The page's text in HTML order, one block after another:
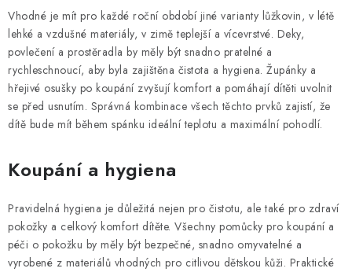
Vhodné je mít pro každé roční období jiné varianty lůžkovin, v létě
lehké a vzdušné materiály, v zimě teplejší a vícevrstvé. Deky,
povlečení a prostěradla by měly být snadno pratelné a
rychleschnoucí, aby byla zajištěna čistota a hygiena. Župánky a
hřejivé osušky po koupání zvyšují komfort a pomáhají dítěti uvolnit
se před usnutím. Správná kombinace všech těchto prvků zajistí, že
dítě bude mít během spánku ideální teplotu a maximální pohodlí.
Koupání a hygiena
Pravidelná hygiena je důležitá nejen pro čistotu, ale také pro zdraví
pokožky a celkový komfort dítěte. Všechny pomůcky pro koupání a
péči o pokožku by měly být bezpečné, snadno omyvatelné a
vyrobené z materiálů vhodných pro citlivou dětskou kůži. Praktické